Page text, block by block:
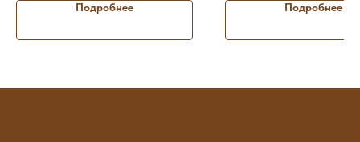
Подробнее Подробнее